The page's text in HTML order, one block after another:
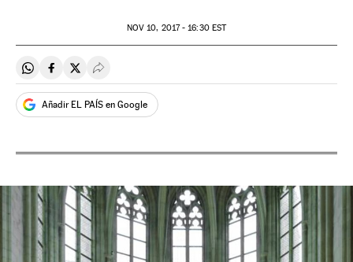
NOV 10, 2017 - 16:30EST
Compartir en Whatsapp
Compartir en Facebook
Compartir en Twitter
Desplegar Redes Sociales
Añadir EL PAÍS en Google